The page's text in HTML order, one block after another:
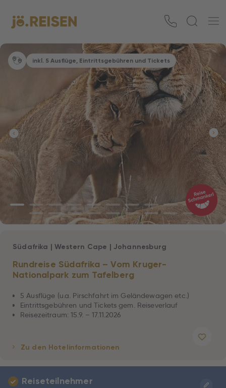
inkl. 5 Ausflüge, Eintrittsgebühren und Tickets
Rundreise Südafrika – Vom Kruger-
Nationalpark zum Tafelberg
Südafrika |Western Cape | Johannesburg
5 Ausflüge (u.a. Pirschfahrt im Geländewagen etc.)
Eintrittsgebühren und Tickets gem. Reiseverlauf
Reisezeitraum: 15.9. – 17.11.2026
Zu den Hotelinformationen
Reiseteilnehmer